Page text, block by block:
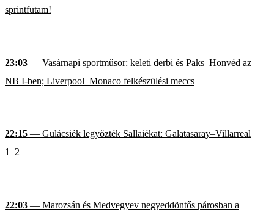
sprintfutam!
23:03 — Vasárnapi sportműsor: keleti derbi és Paks–Honvéd az
NB I-ben; Liverpool–Monaco felkészülési meccs
22:15 — Gulácsiék legyőzték Sallaiékat: Galatasaray–Villarreal
1–2
22:03 — Marozsán és Medvegyev negyeddöntős párosban a